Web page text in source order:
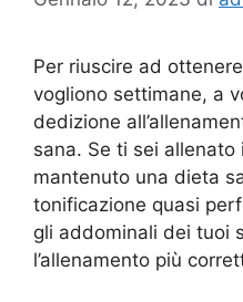
Per riuscire ad
vogliono settimane, a
dedizione
sana. Se ti sei allenato
mantenuto una dieta
tonificazione quasi
gli addominali dei tuoi
l’allenamento più